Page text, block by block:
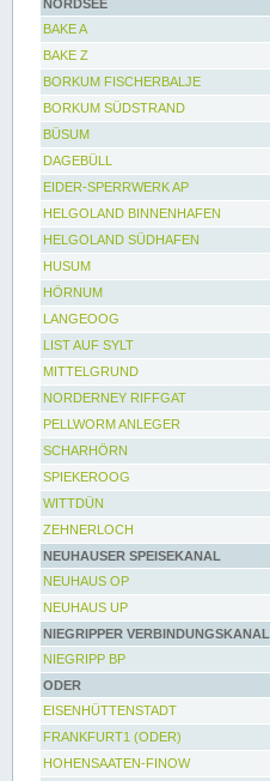
NORDSEE
BAKE A
BAKE Z
BORKUM FISCHERBALJE
BORKUM SÜDSTRAND
BÜSUM
DAGEBÜLL
EIDER-SPERRWERK AP
HELGOLAND BINNENHAFEN
HELGOLAND SÜDHAFEN
HUSUM
HÖRNUM
LANGEOOG
LIST AUF SYLT
MITTELGRUND
NORDERNEY RIFFGAT
PELLWORM ANLEGER
SCHARHÖRN
SPIEKEROOG
WITTDÜN
ZEHNERLOCH
NEUHAUSER SPEISEKANAL
NEUHAUS OP
NEUHAUS UP
NIEGRIPPER VERBINDUNGSKANAL
NIEGRIPP BP
ODER
EISENHÜTTENSTADT
FRANKFURT1 (ODER)
HOHENSAATEN-FINOW